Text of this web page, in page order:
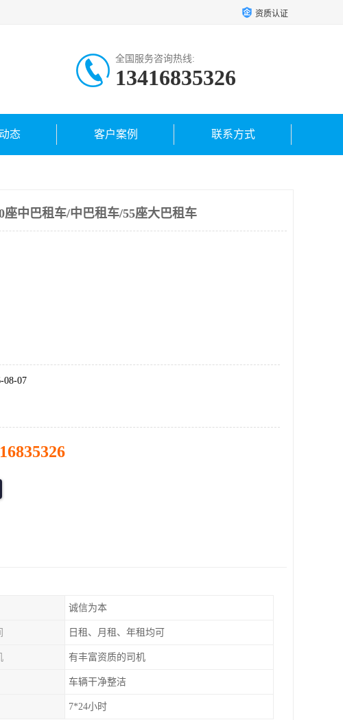
资质认证
全国服务咨询热线:
13416835326
态 客户案例 联系方式
座中巴租车/中巴租车/55座大巴租车
08-07
诚信为本
日租、月租、年租均可
有丰富资质的司机
车辆干净整洁
7*24小时